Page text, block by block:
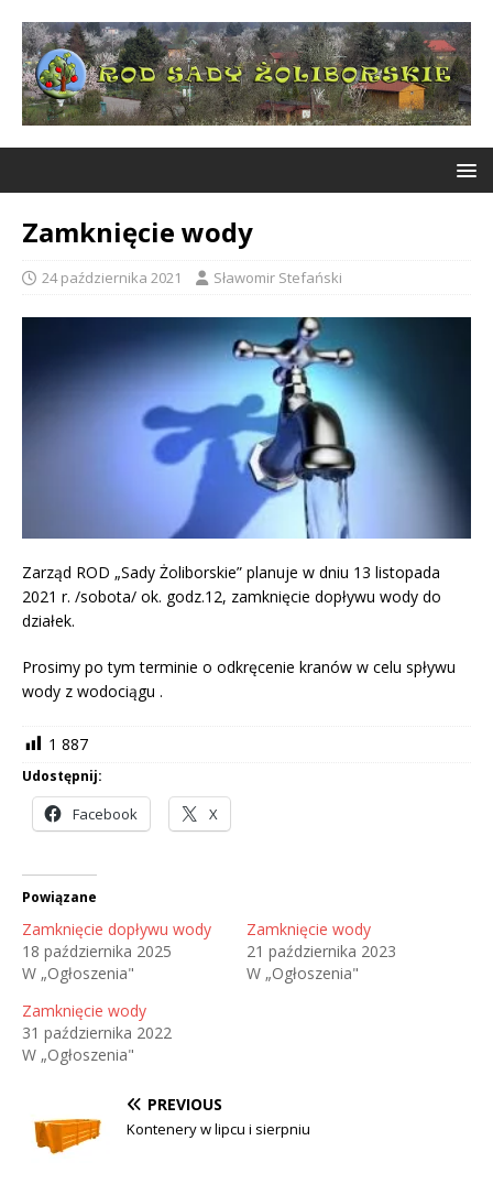
Zamknięcie wody
24 października 2021 Sławomir Stefański
Zarząd ROD „Sady Żoliborskie” planuje w dniu 13 listopada
2021 r. /sobota/ ok. godz.12, zamknięcie dopływu wody do
działek.
Prosimy po tym terminie o odkręcenie kranów w celu spływu
wody z wodociągu .
1 887
Udostępnij:
Facebook X
Powiązane
Zamknięcie dopływu wody
18 października 2025
W „Ogłoszenia"
Zamknięcie wody
21 października 2023
W „Ogłoszenia"
Zamknięcie wody
31 października 2022
W „Ogłoszenia"
PREVIOUS
Kontenery w lipcu i sierpniu